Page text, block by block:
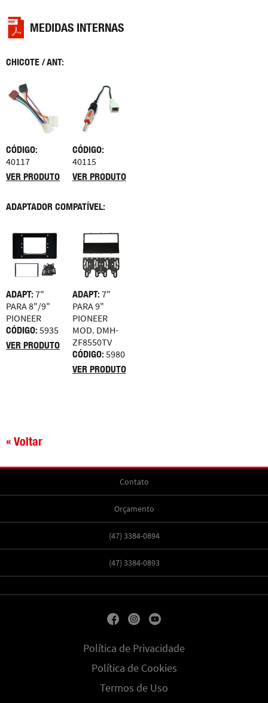
MEDIDAS INTERNAS
CHICOTE / ANT:
CÓDIGO:
40117
VER PRODUTO
CÓDIGO:
40115
VER PRODUTO
ADAPTADOR COMPATÍVEL:
ADAPT: 7"
PARA 8"/9"
PIONEER
CÓDIGO: 5935
VER PRODUTO
ADAPT: 7"
PARA 9"
PIONEER
MOD. DMH-
ZF8550TV
CÓDIGO: 5980
VER PRODUTO
« Voltar
Contato
Orçamento
(47) 3384-0894
(47) 3384-0893
Política de Privacidade
Política de Cookies
Termos de Uso